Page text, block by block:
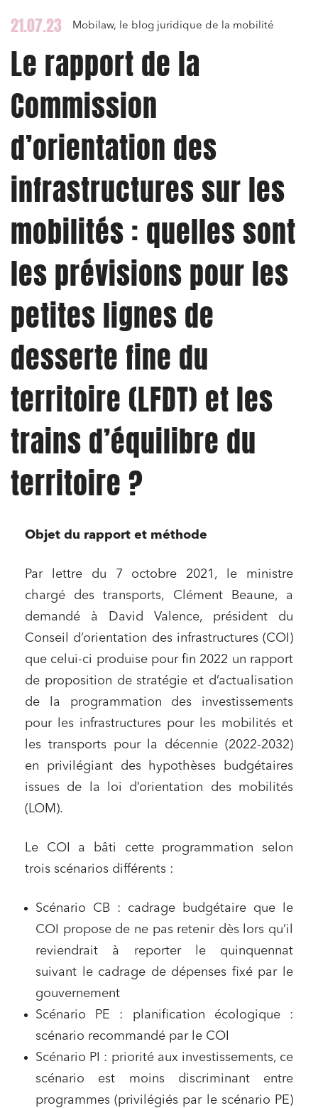
21.07.23 Mobilaw, le blog juridique de la mobilité
Le rapport de la
Commission
d’orientation des
infrastructures sur les
mobilités : quelles sont
les prévisions pour les
petites lignes de
desserte fine du
territoire (LFDT) et les
trains d’équilibre du
territoire ?
Objet du rapport et méthode
Par lettre du 7 octobre 2021, le ministre
chargé des transports, Clément Beaune, a
demandé à David Valence, président du
Conseil d’orientation des infrastructures (COI)
que celui-ci produise pour fin 2022 un rapport
de proposition de stratégie et d’actualisation
de la programmation des investissements
pour les infrastructures pour les mobilités et
les transports pour la décennie (2022-2032)
en privilégiant des hypothèses budgétaires
issues de la loi d’orientation des mobilités
(LOM).
Le COI a bâti cette programmation selon
trois scénarios différents :
Scénario CB : cadrage budgétaire que le
COI propose de ne pas retenir dès lors qu’il
reviendrait à reporter le quinquennat
suivant le cadrage de dépenses fixé par le
gouvernement
Scénario PE : planification écologique :
scénario recommandé par le COI
Scénario PI : priorité aux investissements, ce
scénario est moins discriminant entre
programmes (privilégiés par le scénario PE)